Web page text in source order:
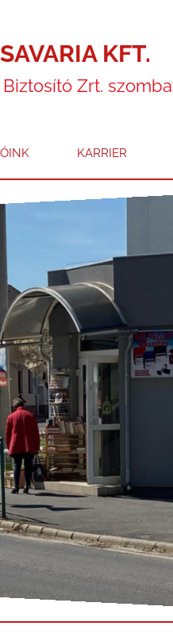
KFT.
Biztosító Zrt.
KARRIER